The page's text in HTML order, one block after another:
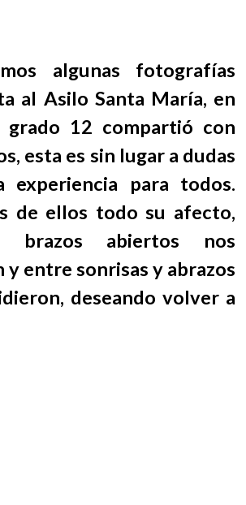
algunas fotografías
al Asilo Santa María, en
grado 12 compartió con
esta es sin lugar a dudas
experiencia para todos.
de ellos todo su afecto,
brazos abiertos nos
y entre sonrisas y abrazos
deseando volver a